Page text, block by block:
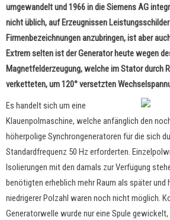
umgewandelt und 1966 in die Siemens AG
nicht üblich, auf Erzeugnissen
Firmenbezeichnungen anzubringen, ist aber
Extrem selten ist der Generator heute wegen
Magnetfelderzeugung, welche im Stator durch
verketteten, um 120° versetzten
Es handelt sich um eine
Klauenpolmaschine, welche anfänglich den
höherpolige Synchrongeneratoren für die sich
Standardfrequenz 50 Hz erforderten.
Isolierungen mit den damals zur Verfügung
benötigten erheblich mehr Raum als später und
niedrigerer Polzahl waren noch nicht möglich.
Generatorwelle wurde nur eine Spule gewickelt,